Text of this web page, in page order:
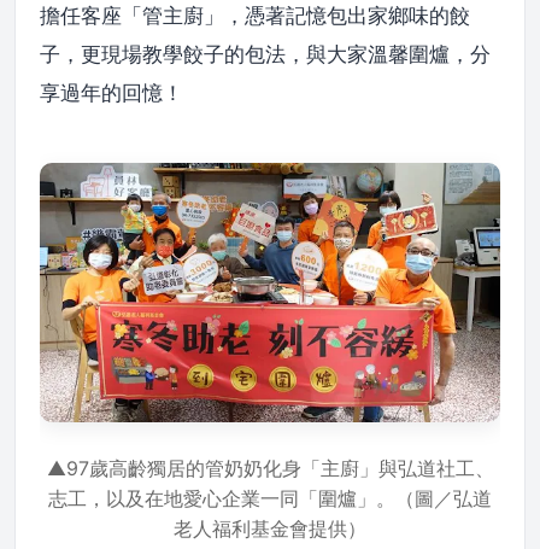
擔任客座「管主廚」，憑著記憶包出家鄉味的餃
子，更現場教學餃子的包法，與大家溫馨圍爐，分
享過年的回憶！
▲97歲高齡獨居的管奶奶化身「主廚」與弘道社工、
志工，以及在地愛心企業一同「圍爐」。（圖／弘道
老人福利基金會提供）